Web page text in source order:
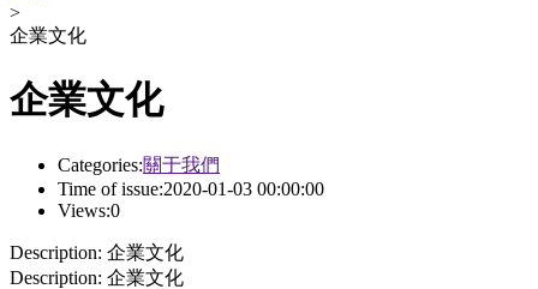
>
企業文化
企業文化
Categories:關于我們
Time of issue:2020-01-03 00:00:00
Views:0
Description: 企業文化
Description: 企業文化